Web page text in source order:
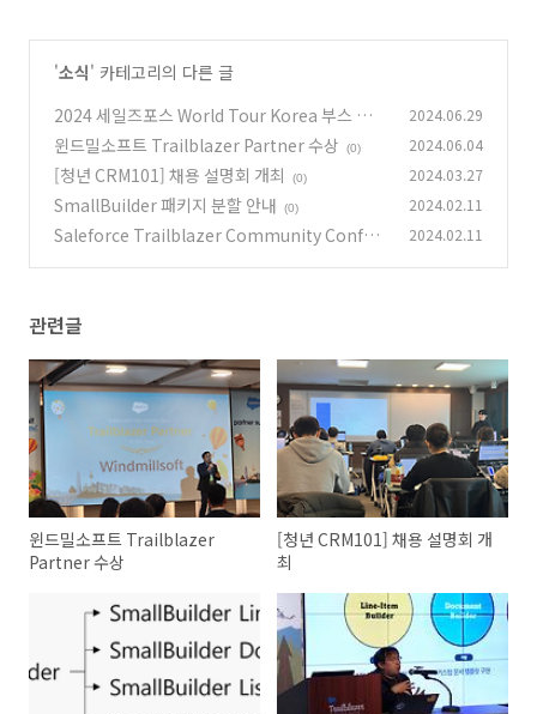
'소식' 카테고리의 다른 글
2024 세일즈포스 World Tour Korea 부스 참여
후기
(0)
2024.06.29
윈드밀소프트 Trailblazer Partner 수상 (0) 2024.06.04
[청년 CRM101] 채용 설명회 개최 (0) 2024.03.27
SmallBuilder 패키지 분할 안내 (0) 2024.02.11
Saleforce Trailblazer Community Confer
2024.02.11
관련글
윈드밀소프트 Trailblazer
Partner 수상
[청년 CRM101] 채용 설명회 개
최